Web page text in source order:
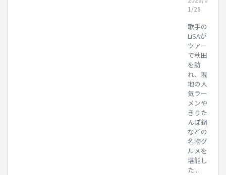
1/26
歌手の
LiSAが
ツアー
で秋田
を訪
れ、現
地の人
気ラー
メンや
きりた
んぽ鍋
などの
名物グ
ルメを
堪能し
た...